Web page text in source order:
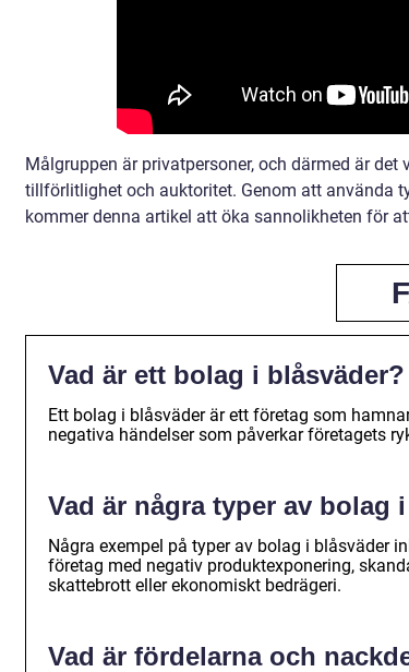
Målgruppen är privatpersoner, och därmed är
tillförlitlighet och auktoritet. Genom att använda
kommer denna artikel att öka sannolikheten för
Vad är ett bolag i blåsväder?
Ett bolag i blåsväder är ett företag som
negativa händelser som påverkar företagets
Vad är några typer av bolag
Några exempel på typer av bolag i blåsväder
företag med negativ produktexponering,
skattebrott eller ekonomiskt bedrägeri.
Vad är fördelarna och